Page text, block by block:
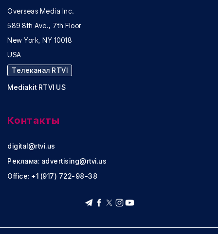
Overseas Media Inc.
589 8th Ave., 7th Floor
New York, NY 10018
USA
Телеканал RTVI
Mediakit RTVI US
Контакты
digital@rtvi.us
Реклама: advertising@rtvi.us
Office: +1 (917) 722-98-38